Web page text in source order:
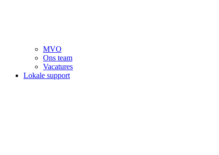
MVO
Ons team
Vacatures
Lokale support